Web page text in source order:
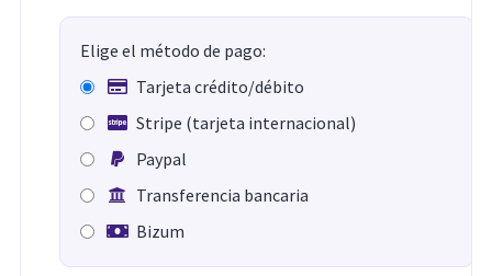
Elige el método de pago:
Tarjeta crédito/débito
Stripe (tarjeta internacional)
Paypal
Transferencia bancaria
Bizum